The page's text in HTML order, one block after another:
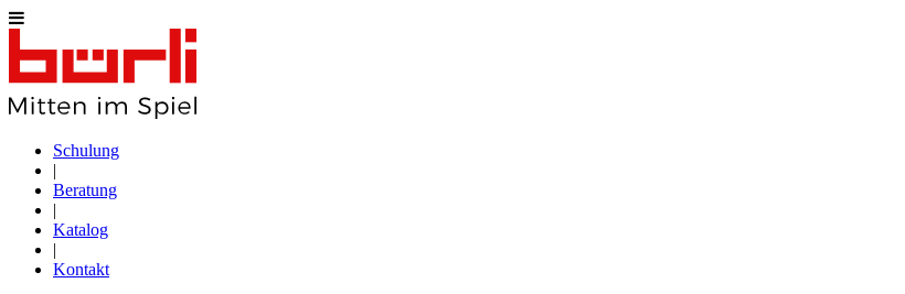
Schulung
|
Beratung
|
Katalog
|
Kontakt